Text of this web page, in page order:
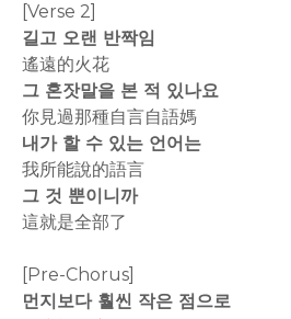
[Verse 2]
길고 오랜 반짝임
遙遠的火花
그 혼잣말을 본 적 있나요
你見過那種自言自語媽
내가 할 수 있는 언어는
我所能說的語言
그 것 뿐이니까
這就是全部了
[Pre-Chorus]
먼지보다 훨씬 작은 점으로